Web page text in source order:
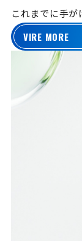
これまでに手が
VIRE MORE